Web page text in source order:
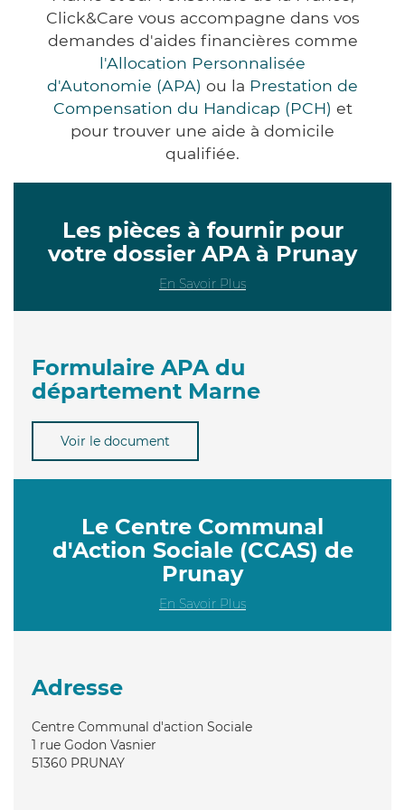
Click&Care vous accompagne dans vos
demandes d'aides financières comme
l'Allocation Personnalisée
d'Autonomie (APA) ou la Prestation de
Compensation du Handicap (PCH) et
pour trouver une aide à domicile
qualifiée.
Les pièces à fournir pour
votre dossier APA à Prunay
En Savoir Plus
Formulaire APA du
département Marne
Voir le document
Le Centre Communal
d'Action Sociale (CCAS) de
Prunay
En Savoir Plus
Adresse
Centre Communal d'action Sociale
1 rue Godon Vasnier
51360 PRUNAY